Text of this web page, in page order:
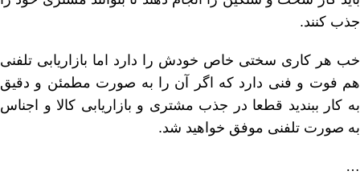
جذب کنند.
خب هر کاری سختی خاص خودش را دارد اما بازاریابی تلفنی
هم فوت و فنی دارد که اگر آن را به صورت مطمئن و دقیق
به کار ببندید قطعا در جذب مشتری و بازاریابی کالا و اجناس
به صورت تلفنی موفق خواهید شد.
…